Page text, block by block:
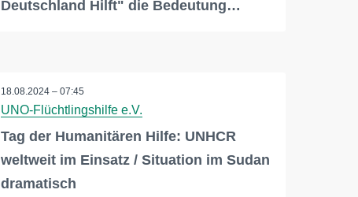
Deutschland Hilft" die Bedeutung…
18.08.2024 – 07:45
UNO-Flüchtlingshilfe e.V.
Tag der Humanitären Hilfe: UNHCR
weltweit im Einsatz / Situation im Sudan
dramatisch